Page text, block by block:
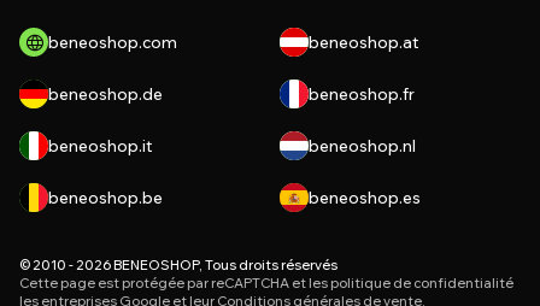
beneoshop.com beneoshop.at
beneoshop.de beneoshop.fr
beneoshop.it beneoshop.nl
beneoshop.be beneoshop.es
© 2010 - 2026 BENEOSHOP, Tous droits réservés
Cette page est protégée par reCAPTCHA et les politique de confidentialité
les entreprises Google et leur Conditions générales de vente.